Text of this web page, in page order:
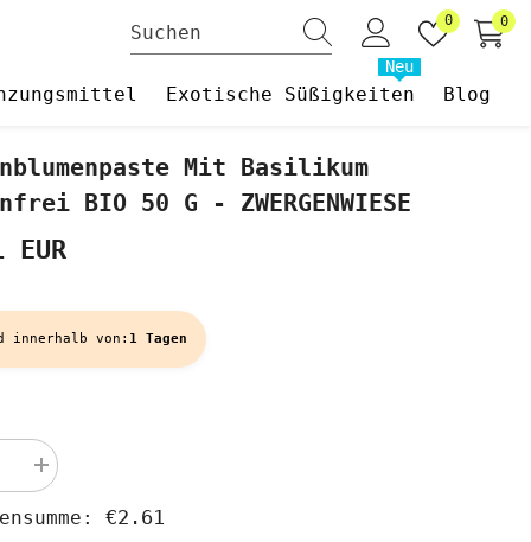
0 0
0
Exotische Süßigkeiten
Neu
Blog
Mit Basilikum
BIO 50 G - ZWERGENWIESE
EUR
innerhalb von: 1 Tagen
Menge
erhöhen
Sonnenblumenpaste
€2.61